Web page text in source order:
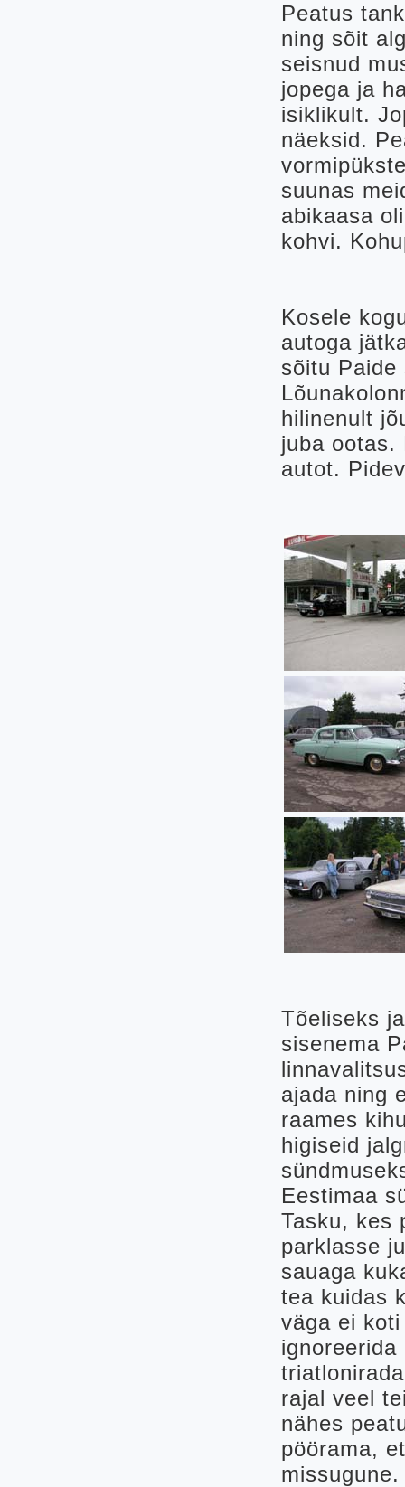
Peatus
ning sõit
seisnud
jopega ja
isiklikult.
näeksid.
suunas
abikaasa
kohvi.
Kosele
autoga
sõitu
hilinenult
juba ootas.
autot.
Tõeliseks
sisenema
ajada ning
raames
higiseid
Eestimaa
Tasku, kes
parklasse
sauaga
tea kuidas
väga ei
rajal veel
nähes
pöörama,